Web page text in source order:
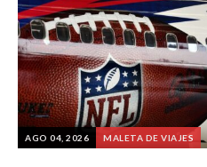
AGO 04, 2026 MALETA DE VIAJES